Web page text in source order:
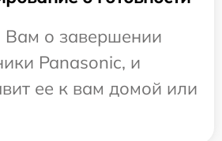
о завершении
Panasonic, и
ее к вам домой или